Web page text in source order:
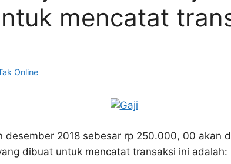
mencatat
Online
desember 2018 sebesar rp 250.000, 00 akan
dibuat untuk mencatat transaksi ini adalah: